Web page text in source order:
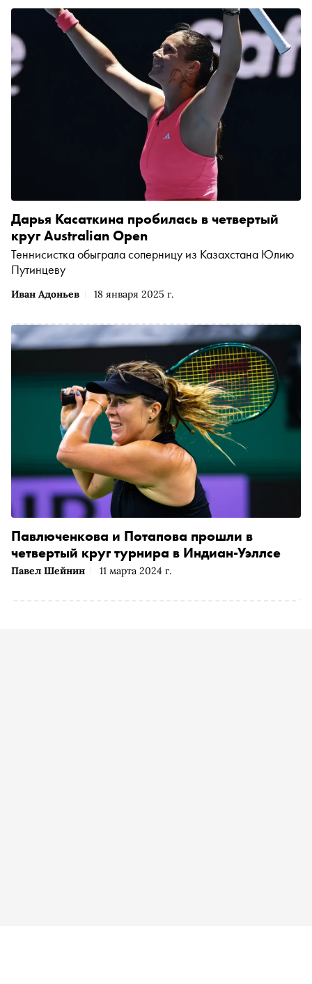
Иван Адоньев 18 января 2025 г.
Дарья Касаткина пробилась в четвертый
круг Australian Open
Теннисистка обыграла соперницу из Казахстана Юлию
Путинцеву
Павел Шейнин 11 марта 2024 г.
Павлюченкова и Потапова прошли в
четвертый круг турнира в Индиан-Уэллсе